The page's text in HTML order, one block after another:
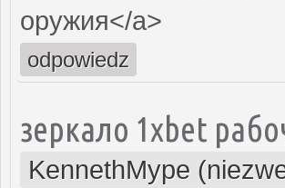
оружия</a>
odpowiedz
зеркало 1xbet
KennethMype